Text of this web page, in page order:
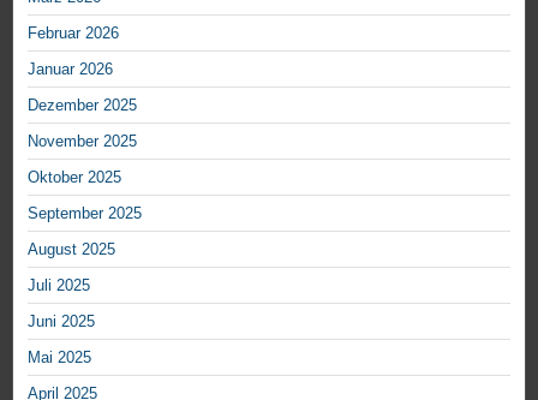
Februar 2026
Januar 2026
Dezember 2025
November 2025
Oktober 2025
September 2025
August 2025
Juli 2025
Juni 2025
Mai 2025
April 2025